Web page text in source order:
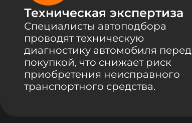
Техническая экспертиза
Специалисты автоподбора
проводят техническую
диагностику автомобиля перед
покупкой, что снижает риск
приобретения неисправного
транспортного средства.